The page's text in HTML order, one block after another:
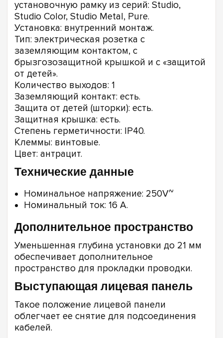
установочную рамку из серий: Studio,
Studio Color, Studio Metal, Pure.
Установка: внутренний монтаж.
Тип: электрическая розетка с
заземляющим контактом, с
брызгозозащитной крышкой и с «защитой
от детей».
Количество выходов: 1
Заземляющий контакт: есть.
Защита от детей (шторки): есть.
Защитная крышка: есть.
Степень герметичности: IP40.
Клеммы: винтовые.
Цвет: антрацит.
Технические данные
Номинальное напряжение: 250V~
Номинальный ток: 16 A.
Дополнительное пространство
Уменьшенная глубина установки до 21 мм
обеспечивает дополнительное
пространство для прокладки проводки.
Выступающая лицевая панель
Такое положение лицевой панели
облегчает ее снятие для подсоединения
кабелей.